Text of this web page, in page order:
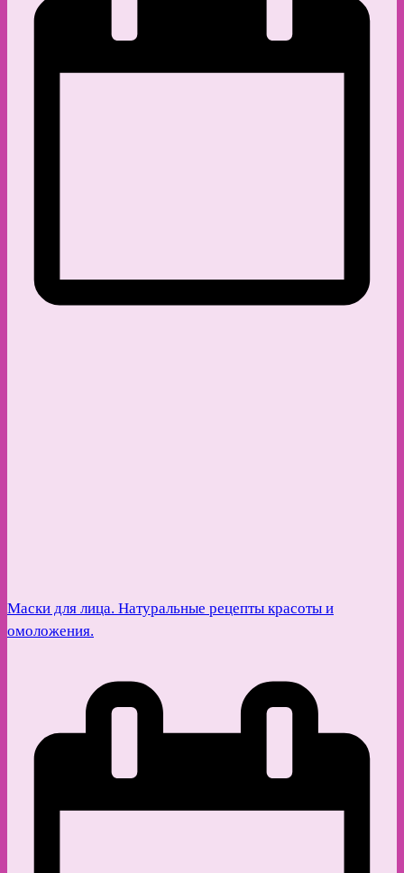
Маски для лица. Натуральные рецепты красоты и
омоложения.